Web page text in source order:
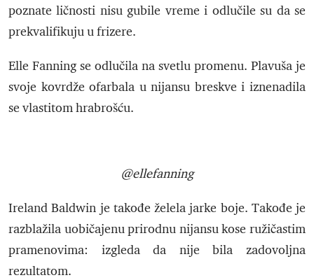
poznate ličnosti nisu gubile vreme i odlučile su da se
prekvalifikuju u frizere.
Elle Fanning se odlučila na svetlu promenu. Plavuša je
svoje kovrdže ofarbala u nijansu breskve i iznenadila
se vlastitom hrabrošću.
@ellefanning
Ireland Baldwin je takođe želela jarke boje. Takođe je
razblažila uobičajenu prirodnu nijansu kose ružičastim
pramenovima: izgleda da nije bila zadovoljna
rezultatom.